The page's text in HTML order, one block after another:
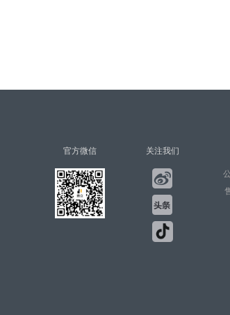
官方微信 关注我们